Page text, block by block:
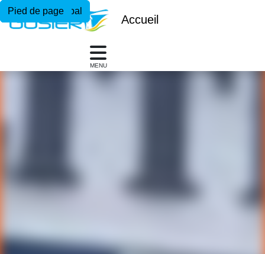
Menu principal
Contenu principal
Pied de page
Accueil
MENU